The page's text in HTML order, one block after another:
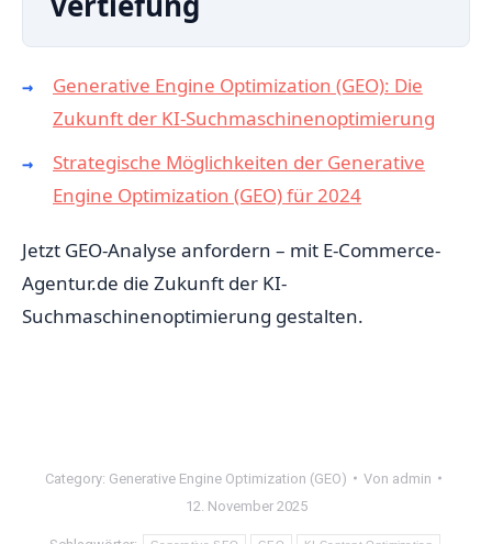
Generative Engine Optimization (GEO): Die
Zukunft der KI-Suchmaschinenoptimierung
Strategische Möglichkeiten der Generative
Engine Optimization (GEO) für 2024
Jetzt GEO-Analyse anfordern – mit E-Commerce-
Agentur.de die Zukunft der KI-
Suchmaschinenoptimierung gestalten.
Category: Generative Engine Optimization (GEO) Von admin
12. November 2025